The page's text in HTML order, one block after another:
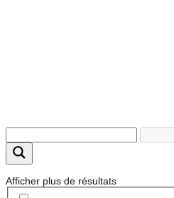
Afficher plus de résultats